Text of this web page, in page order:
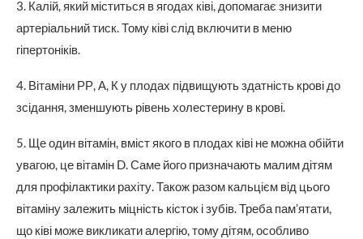
3. Калій, який міститься в ягодах ківі, допомагає знизити
артеріальний тиск. Тому ківі слід включити в меню
гіпертоніків.
4. Вітаміни РР, А, К у плодах підвищують здатність крові до
зсідання, зменшують рівень холестерину в крові.
5. Ще один вітамін, вміст якого в плодах ківі не можна обійти
увагою, це вітамін D. Саме його призначають малим дітям
для профілактики рахіту. Також разом кальцієм від цього
вітаміну залежить міцність кісток і зубів. Треба пам’ятати,
що ківі може викликати алергію, тому дітям, особливо